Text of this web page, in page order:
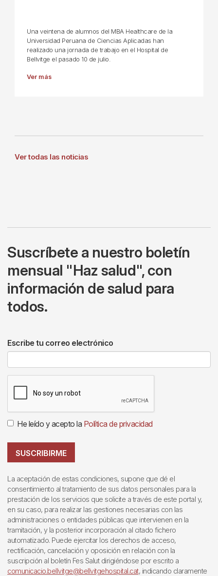
Una veintena de alumnos del MBA Healthcare de la
Universidad Peruana de Ciencias Aplicadas han
realizado una jornada de trabajo en el Hospital de
Bellvitge el pasado 10 de julio.
Ver más
Ver todas las noticias
Suscríbete a nuestro boletín
mensual "Haz salud", con
información de salud para
todos.
Escribe tu correo electrónico
He leído y acepto la Política de privacidad
SUSCRIBIRME
La aceptación de estas condiciones, supone que dé el
consentimiento al tratamiento de sus datos personales para la
prestación de los servicios que solicite a través de este portal y,
en su caso, para realizar las gestiones necesarias con las
administraciones o entidades públicas que intervienen en la
tramitación, y la posterior incorporación al citado fichero
automatizado. Puede ejercitar los derechos de acceso,
rectificación, cancelación y oposición en relación con la
suscripción al boletín Fes Salut dirigiéndose por escrito a
comunicacio.bellvitge@bellvitgehospital.cat, indicando claramente